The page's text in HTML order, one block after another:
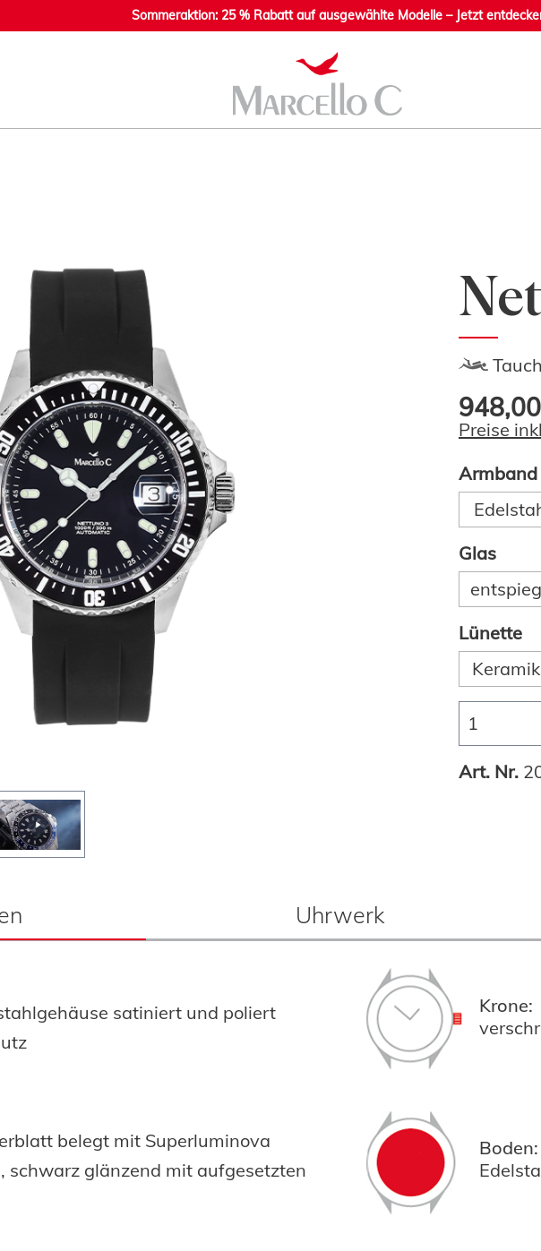
Sommeraktion: 25 % Rabatt auf ausgewählte Modelle – Jetzt
Preise
Armband
Glas
Lünette
Art. Nr.
Uhrwerk
satiniert und poliert
Krone:
belegt mit Superluminova
schwarz glänzend mit aufgesetzten
Boden: